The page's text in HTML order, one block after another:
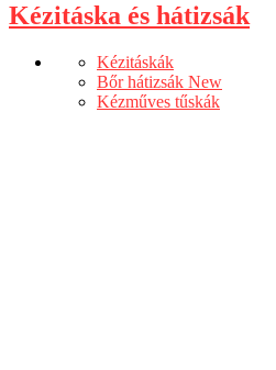
Kézitáska és hátizsák
Kézitáskák
Bőr hátizsák New
Kézműves tűskák